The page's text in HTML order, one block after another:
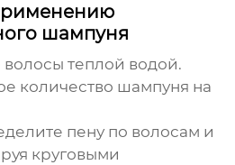
шампуня
теплой водой.
количество шампуня на
пену по волосам и
круговыми